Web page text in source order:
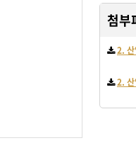
첨부
2.
2.